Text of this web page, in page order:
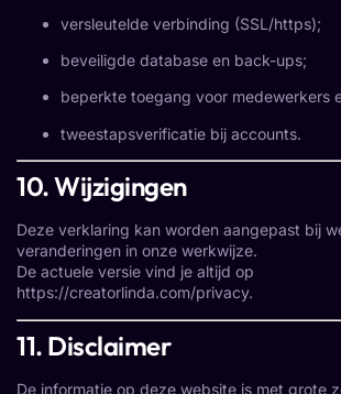
versleutelde verbinding (SSL/https);
beveiligde database en back-ups;
beperkte toegang voor medewerkers
tweestapsverificatie bij accounts.
10. Wijzigingen
Deze verklaring kan worden aangepast bij
veranderingen in onze werkwijze.
De actuele versie vind je altijd op
https://creatorlinda.com/privacy.
11. Disclaimer
De informatie op deze website is met grote